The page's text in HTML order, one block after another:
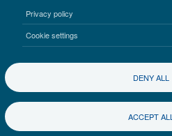
Termos de uso Aviso de privacidad
Privacy policy
Cookie settings
DENY ALL
ACCEPT ALL